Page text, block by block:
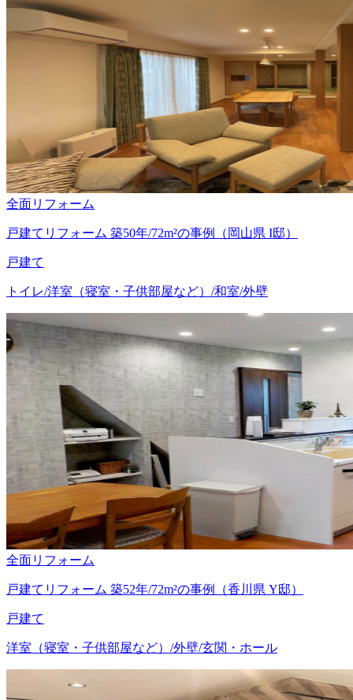
全面リフォーム
戸建てリフォーム 築50年/72m²の事例（岡山県 I邸）
戸建て
トイレ/洋室（寝室・子供部屋など）/和室/外壁
全面リフォーム
戸建てリフォーム 築52年/72m²の事例（香川県 Y邸）
戸建て
洋室（寝室・子供部屋など）/外壁/玄関・ホール